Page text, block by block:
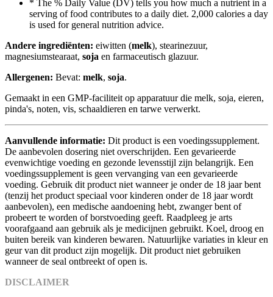
* The % Daily Value (DV) tells you how much a nutrient in a
serving of food contributes to a daily diet. 2,000 calories a day
is used for general nutrition advice.
Andere ingrediënten: eiwitten (melk), stearinezuur,
magnesiumstearaat, soja en farmaceutisch glazuur.
Allergenen: Bevat: melk, soja.
Gemaakt in een GMP-faciliteit op apparatuur die melk, soja, eieren,
pinda's, noten, vis, schaaldieren en tarwe verwerkt.
Aanvullende informatie: Dit product is een voedingssupplement.
De aanbevolen dosering niet overschrijden. Een gevarieerde
evenwichtige voeding en gezonde levensstijl zijn belangrijk. Een
voedingssupplement is geen vervanging van een gevarieerde
voeding. Gebruik dit product niet wanneer je onder de 18 jaar bent
(tenzij het product speciaal voor kinderen onder de 18 jaar wordt
aanbevolen), een medische aandoening hebt, zwanger bent of
probeert te worden of borstvoeding geeft. Raadpleeg je arts
voorafgaand aan gebruik als je medicijnen gebruikt. Koel, droog en
buiten bereik van kinderen bewaren. Natuurlijke variaties in kleur en
geur van dit product zijn mogelijk. Dit product niet gebruiken
wanneer de seal ontbreekt of open is.
DISCLAIMER